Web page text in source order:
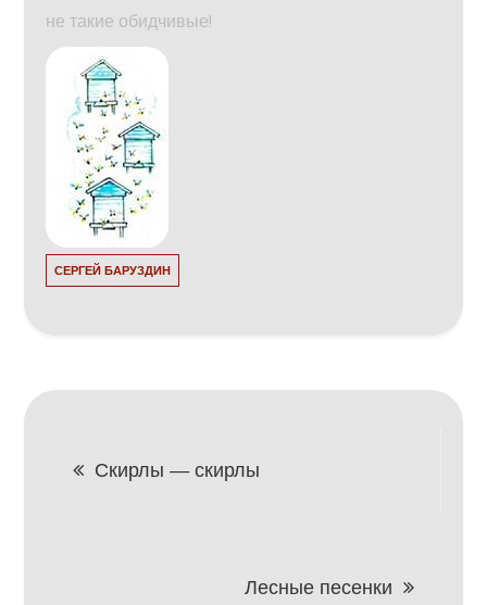
не такие обидчивые!
СЕРГЕЙ БАРУЗДИН
Навигация
Скирлы — скирлы
Лесные песенки